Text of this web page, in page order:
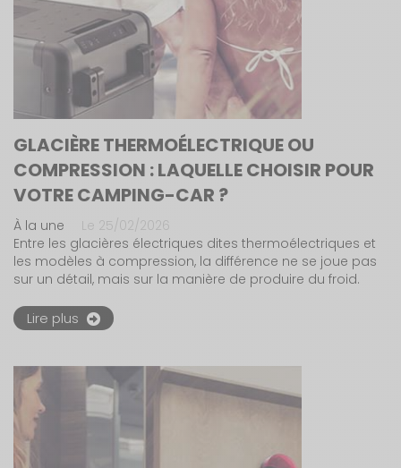
GLACIÈRE THERMOÉLECTRIQUE OU
COMPRESSION : LAQUELLE CHOISIR POUR
VOTRE CAMPING-CAR ?
À la une
Le 25/02/2026
Entre les glacières électriques dites thermoélectriques et
les modèles à compression, la différence ne se joue pas
sur un détail, mais sur la manière de produire du froid.
Lire plus